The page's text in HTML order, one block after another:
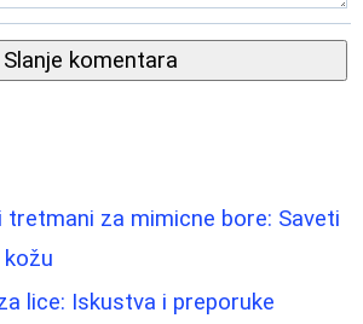
Slanje komentara
tretmani za mimicne bore: Saveti
lice: Iskustva i preporuke